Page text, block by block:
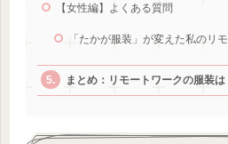
【女性編】よくある質問
「たかが服装」が変えた私のリ
まとめ：リモートワークの服装